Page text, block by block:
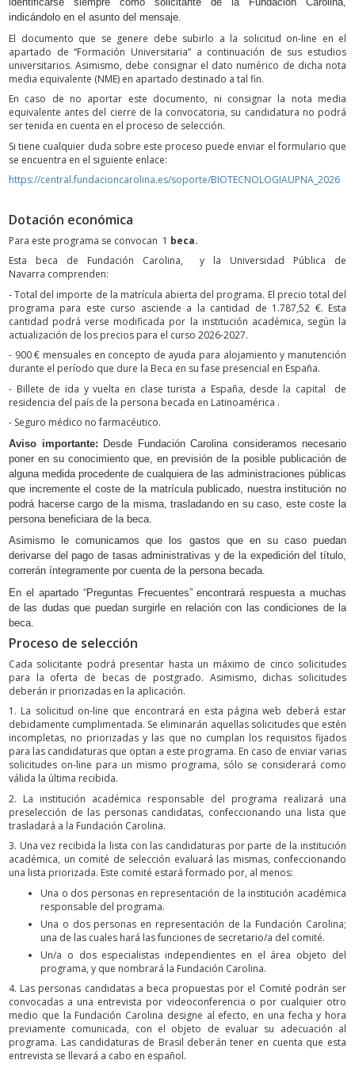
indicándolo en el asunto del mensaje.
El documento que se genere debe subirlo a la solicitud on-line en el
apartado de “Formación Universitaria” a continuación de sus estudios
universitarios. Asimismo, debe consignar el dato numérico de dicha nota
media equivalente (NME) en apartado destinado a tal fin.
En caso de no aportar este documento, ni consignar la nota media
equivalente antes del cierre de la convocatoria, su candidatura no podrá
ser tenida en cuenta en el proceso de selección.
Si tiene cualquier duda sobre este proceso puede enviar el formulario que
se encuentra en el siguiente enlace:
https://central.fundacioncarolina.es/soporte/BIOTECNOLOGIAUPNA_2026
Dotación económica
Para este programa se convocan 1 beca.
Esta beca de Fundación Carolina, y la Universidad Pública de
Navarra comprenden:
- Total del importe de la matrícula abierta del programa. El precio total del
programa para este curso asciende a la cantidad de 1.787,52 €. Esta
cantidad podrá verse modificada por la institución académica, según la
actualización de los precios para el curso 2026-2027.
- 900 € mensuales en concepto de ayuda para alojamiento y manutención
durante el período que dure la Beca en su fase presencial en España.
- Billete de ida y vuelta en clase turista a España, desde la capital de
residencia del país de la persona becada en Latinoamérica .
- Seguro médico no farmacéutico.
Aviso importante: Desde Fundación Carolina consideramos necesario
poner en su conocimiento que, en previsión de la posible publicación de
alguna medida procedente de cualquiera de las administraciones públicas
que incremente el coste de la matrícula publicado, nuestra institución no
podrá hacerse cargo de la misma, trasladando en su caso, este coste la
persona beneficiara de la beca.
Asimismo le comunicamos que los gastos que en su caso puedan
derivarse del pago de tasas administrativas y de la expedición del título,
correrán íntegramente por cuenta de la persona becada.
En el apartado “Preguntas Frecuentes” encontrará respuesta a muchas
de las dudas que puedan surgirle en relación con las condiciones de la
beca.
Proceso de selección
Cada solicitante podrá presentar hasta un máximo de cinco solicitudes
para la oferta de becas de postgrado. Asimismo, dichas solicitudes
deberán ir priorizadas en la aplicación.
1. La solicitud on-line que encontrará en esta página web deberá estar
debidamente cumplimentada. Se eliminarán aquellas solicitudes que estén
incompletas, no priorizadas y las que no cumplan los requisitos fijados
para las candidaturas que optan a este programa. En caso de enviar varias
solicitudes on-line para un mismo programa, sólo se considerará como
válida la última recibida.
2. La institución académica responsable del programa realizará una
preselección de las personas candidatas, confeccionando una lista que
trasladará a la Fundación Carolina.
3. Una vez recibida la lista con las candidaturas por parte de la institución
académica, un comité de selección evaluará las mismas, confeccionando
una lista priorizada. Este comité estará formado por, al menos:
Una o dos personas en representación de la institución académica
responsable del programa.
Una o dos personas en representación de la Fundación Carolina;
una de las cuales hará las funciones de secretario/a del comité.
Un/a o dos especialistas independientes en el área objeto del
programa, y que nombrará la Fundación Carolina.
4. Las personas candidatas a beca propuestas por el Comité podrán ser
convocadas a una entrevista por videoconferencia o por cualquier otro
medio que la Fundación Carolina designe al efecto, en una fecha y hora
previamente comunicada, con el objeto de evaluar su adecuación al
programa. Las candidaturas de Brasil deberán tener en cuenta que esta
entrevista se llevará a cabo en español.